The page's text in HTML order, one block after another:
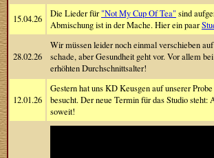
15.04.26 Die Lieder für "Not My Cup Of Tea" sind
Abmischung ist in der Mache. Hier ein paar
28.02.26
Wir müssen leider noch einmal verschieben
schade, aber Gesundheit geht vor. Vor allem
erhöhten Durchschnittsalter!
12.01.26
Gestern hat uns KD Keusgen auf unserer
besucht. Der neue Termin für das Studio steht:
soweit!